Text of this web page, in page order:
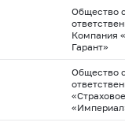
Общество
Компания
Гарант»
Общество